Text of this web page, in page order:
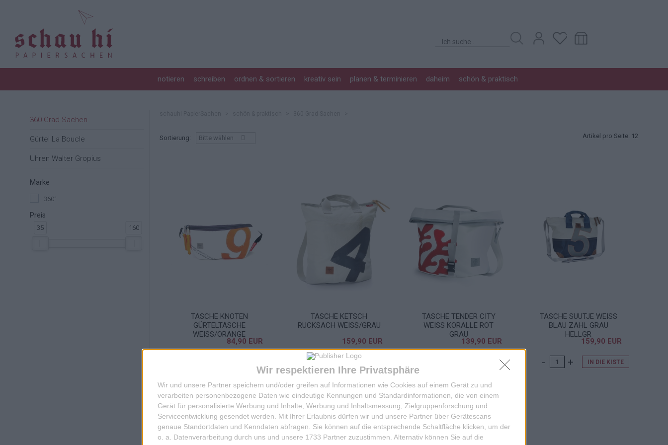
Wir respektieren Ihre Privatsphäre
Wir und unsere Partner speichern und/oder greifen auf Informationen wie Cookies auf einem Gerät zu und
verarbeiten personenbezogene Daten wie eindeutige Kennungen und Standardinformationen, die von einem
Gerät für personalisierte Werbung und Inhalte, Werbung und Inhaltsmessung, Zielgruppenforschung und
Serviceentwicklung gesendet werden.
Mit Ihrer Erlaubnis dürfen wir und unsere Partner über Gerätescans
genaue Standortdaten und Kenndaten abfragen. Sie können auf die entsprechende Schaltfläche klicken, um der
o. a. Datenverarbeitung durch uns und unsere 1733 Partner zuzustimmen. Alternativ können Sie auf die
notieren schreiben ordnen & sortieren kreativ sein planen & terminieren daheim schön & praktisch
GRUSSKARTEN
NOTIZHEFT
NOTIZBUCH
FÜLLER
FOTOALBUM
BÜROZUBEHÖR
STEMPEL
ROTERFADEN TASCHENBEGLEITER
KERZEN
SIDEBYSIDE
UNTERSETZER HOLZPOST
360 Grad Sachen
Gürtel La Boucle
Uhren Walter Gropius
Marke
360°
Preis
35 160
Sortierung: Bitte wählen Artikel pro Seite: 12
TASCHE KNOTEN
GÜRTELTASCHE
WEISS/ORANGE
84,90 EUR
TASCHE KETSCH
RUCKSACH WEISS/GRAU
159,90 EUR
TASCHE TENDER CITY
WEISS KORALLE ROT G
RAU
139,90 EUR
IN DIE KISTE
TASCHE SUUTJE WEISS B
LAU ZAHL GRAU H
ELLGR
159,90 EUR
IN DIE KISTE